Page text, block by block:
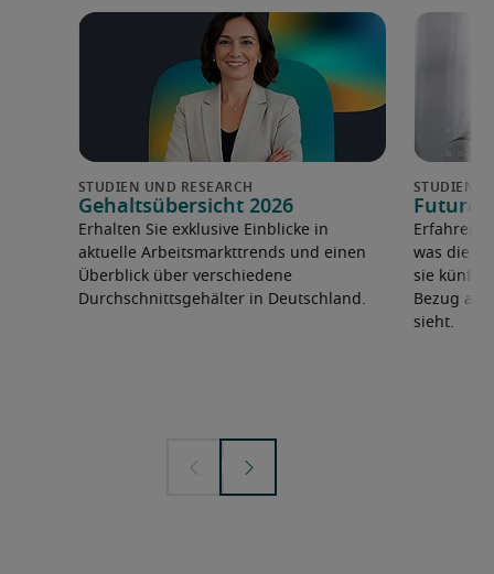
Gehaltsübersicht 2026
Erhalten Sie exklusive Einblicke in
aktuelle Arbeitsmarkttrends und einen
Überblick über verschiedene
Durchschnittsgehälter in Deutschland.
Future
Erfahren
was die
sie
Bezug
sieht.